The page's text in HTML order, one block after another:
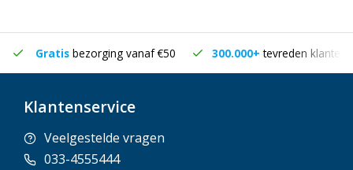
Gratis bezorging vanaf €50 300.000+tevreden klanten
Klantenservice
Veelgestelde vragen
033-4555444